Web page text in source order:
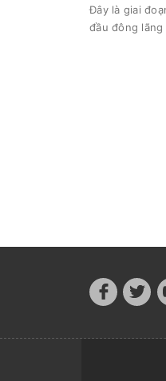
Đây là giai
đầu đông lãng